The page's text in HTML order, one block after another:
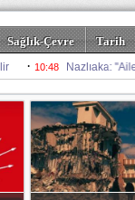
Sağlık-Çevre Tarih